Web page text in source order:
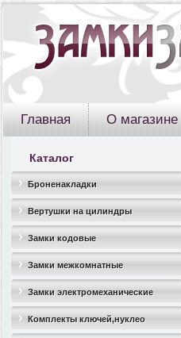
Главная О магазине
Каталог
Броненакладки
Вертушки на цилиндры
Замки кодовые
Замки межкомнатные
Замки электромеханические
Комплекты ключей,нуклео